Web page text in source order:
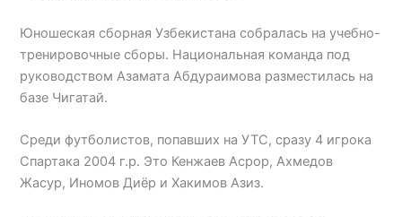
Юношеская сборная Узбекистана собралась на учебно-
тренировочные сборы. Национальная команда под
руководством Азамата Абдураимова разместилась на
базе Чигатай.
Среди футболистов, попавших на УТС, сразу 4 игрока
Спартака 2004 г.р. Это Кенжаев Асрор, Ахмедов
Жасур, Иномов Диёр и Хакимов Азиз.